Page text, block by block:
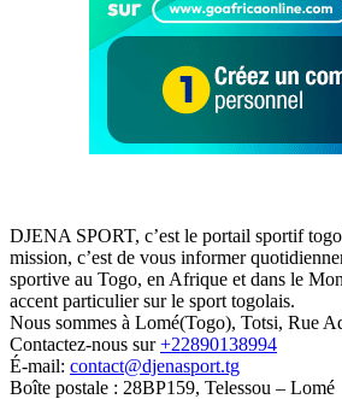
DJENA SPORT, c’est le portail sportif
mission, c’est de vous informer
sportive au Togo, en Afrique et dans le
accent particulier sur le sport togolais.
Nous sommes à Lomé(Togo), Totsi, Rue
Contactez-nous sur+22890138994
É-mail: contact@djenasport.tg
Boîte postale : 28BP159, Telessou – Lomé